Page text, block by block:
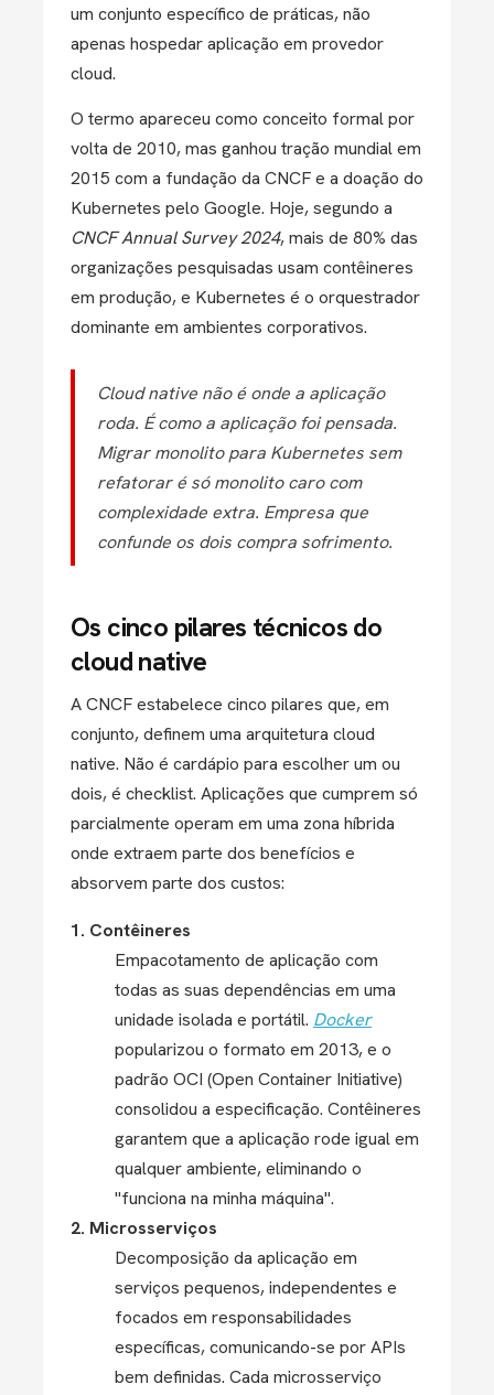
um conjunto específico de práticas, não
apenas hospedar aplicação em provedor
cloud.
O termo apareceu como conceito formal por
volta de 2010, mas ganhou tração mundial em
2015 com a fundação da CNCF e a doação do
Kubernetes pelo Google. Hoje, segundo a
CNCF Annual Survey 2024, mais de 80% das
organizações pesquisadas usam contêineres
em produção, e Kubernetes é o orquestrador
dominante em ambientes corporativos.
Cloud native não é onde a aplicação
roda. É como a aplicação foi pensada.
Migrar monolito para Kubernetes sem
refatorar é só monolito caro com
complexidade extra. Empresa que
confunde os dois compra sofrimento.
Os cinco pilares técnicos do
cloud native
A CNCF estabelece cinco pilares que, em
conjunto, definem uma arquitetura cloud
native. Não é cardápio para escolher um ou
dois, é checklist. Aplicações que cumprem só
parcialmente operam em uma zona híbrida
onde extraem parte dos benefícios e
absorvem parte dos custos:
1. Contêineres
Empacotamento de aplicação com
todas as suas dependências em uma
unidade isolada e portátil. Docker
popularizou o formato em 2013, e o
padrão OCI (Open Container Initiative)
consolidou a especificação. Contêineres
garantem que a aplicação rode igual em
qualquer ambiente, eliminando o
"funciona na minha máquina".
2. Microsserviços
Decomposição da aplicação em
serviços pequenos, independentes e
focados em responsabilidades
específicas, comunicando-se por APIs
bem definidas. Cada microsserviço